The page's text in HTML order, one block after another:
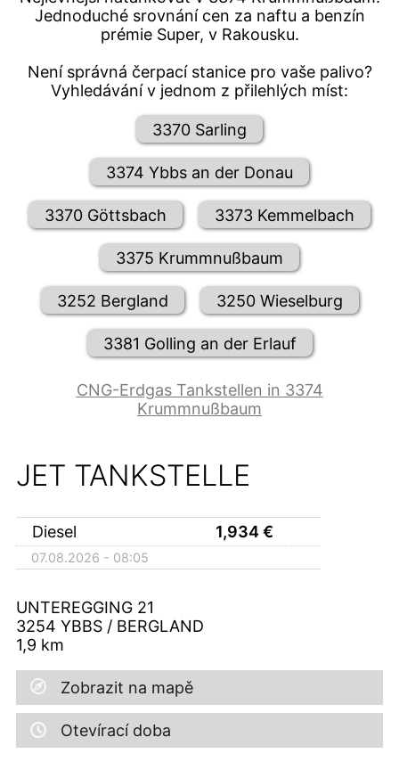
Jednoduché srovnání cen za naftu a benzín
prémie Super, v Rakousku.
Není správná čerpací stanice pro vaše palivo?
Vyhledávání v jednom z přilehlých míst:
3370 Sarling
3374 Ybbs an der Donau
3370 Göttsbach 3373 Kemmelbach
3375 Krummnußbaum
3252 Bergland 3250 Wieselburg
3381 Golling an der Erlauf
CNG-Erdgas Tankstellen in 3374
Krummnußbaum
JET TANKSTELLE
Diesel 1,934€
07.08.2026 - 08:05
UNTEREGGING 21
3254 YBBS / BERGLAND
1,9 km
Zobrazit na mapě
Otevírací doba